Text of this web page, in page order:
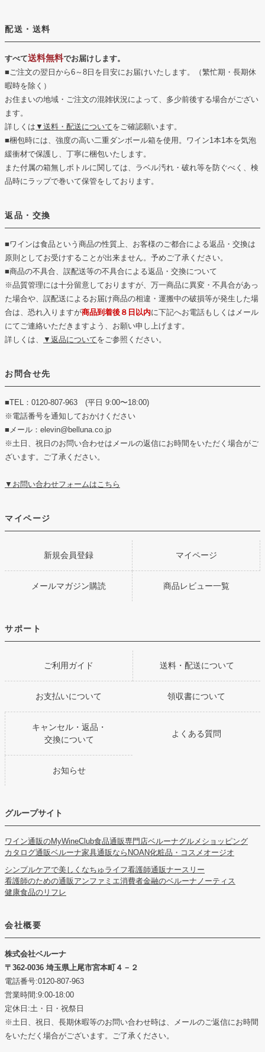
配送・送料
すべて送料無料でお届けします。
■ご注文の翌日から6～8日を目安にお届けいたします。（繁忙期・長期休
暇時を除く）
お住まいの地域・ご注文の混雑状況によって、多少前後する場合がござい
ます。
詳しくは ▼送料・配送についてをご確認願います。
■梱包時には、強度の高い二重ダンボール箱を使用。ワイン1本1本を気泡
緩衝材で保護し、丁寧に梱包いたします。
また付属の箱無しボトルに関しては、ラベル汚れ・破れ等を防ぐべく、検
品時にラップで巻いて保管をしております。
返品・交換
■ワインは食品という商品の性質上、お客様のご都合による返品・交換は
原則としてお受けすることが出来ません。予めご了承ください。
■商品の不具合、誤配送等の不具合による返品・交換について
※品質管理には十分留意しておりますが、万一商品に異変・不具合があっ
た場合や、誤配送によるお届け商品の相違・運搬中の破損等が発生した場
合は、恐れ入りますが商品到着後８日以内に下記へお電話もしくはメール
にてご連絡いただきますよう、お願い申し上げます。
詳しくは、
▼返品についてをご参照ください。
お問合せ先
■TEL：0120-807-963 (平日 9:00〜18:00)
※電話番号を通知しておかけください
■メール：elevin@belluna.co.jp
※土日、祝日のお問い合わせはメールの返信にお時間をいただく場合がご
ざいます。ご了承ください。
▼お問い合わせフォームはこちら
マイページ
新規会員登録 マイページ
メールマガジン購読 商品レビュー一覧
サポート
ご利用ガイド 送料・配送について
お支払いについて 領収書について
キャンセル・返品・
交換について
よくある質問
お知らせ
グループサイト
ワイン通販のMyWineClub食品通販専門店ベルーナグルメショッピング
カタログ通販ベルーナ家具通販ならNOAN化粧品・コスメオージオ
シンプルケアで美しくなちゅライフ看護師通販ナースリー
看護師のための通販アンファミエ消費者金融のベルーナノーティス
健康食品のリフレ
会社概要
株式会社ベルーナ
362-0036 埼玉県上尾市宮本町４－２
電話番号:0120-807-963
営業時間:9:00-18:00
定休日:土・日・祝祭日
※土日、祝日、長期休暇等のお問い合わせ時は、メールのご返信にお時間
をいただく場合がございます。ご了承ください。